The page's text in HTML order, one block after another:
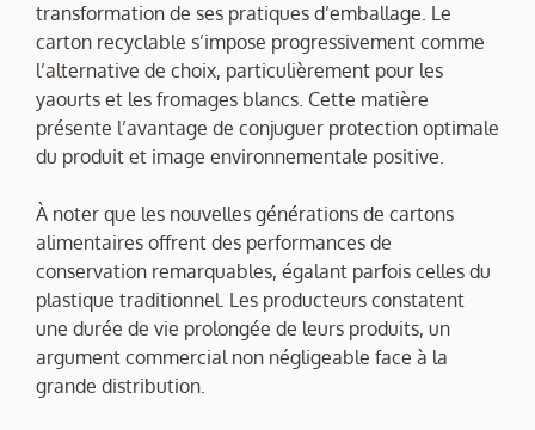
transformation de ses pratiques d’emballage. Le
carton recyclable s’impose progressivement comme
l’alternative de choix, particulièrement pour les
yaourts et les fromages blancs. Cette matière
présente l’avantage de conjuguer protection optimale
du produit et image environnementale positive.
À noter que les nouvelles générations de cartons
alimentaires offrent des performances de
conservation remarquables, égalant parfois celles du
plastique traditionnel. Les producteurs constatent
une durée de vie prolongée de leurs produits, un
argument commercial non négligeable face à la
grande distribution.